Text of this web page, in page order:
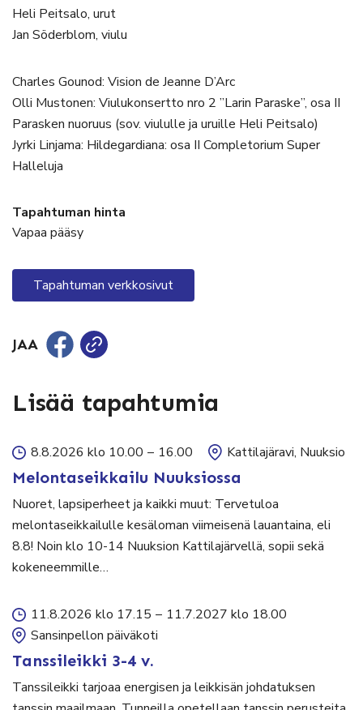
Heli Peitsalo, urut
Jan Söderblom, viulu
Charles Gounod: Vision de Jeanne D’Arc
Olli Mustonen: Viulukonsertto nro 2 ”Larin Paraske”, osa II
Parasken nuoruus (sov. viululle ja uruille Heli Peitsalo)
Jyrki Linjama: Hildegardiana: osa II Completorium Super
Halleluja
Tapahtuman hinta
Vapaa pääsy
Tapahtuman verkkosivut
JAA
Lisää tapahtumia
8.8.2026 klo 10.00 – 16.00 Kattilajäravi, Nuuksio
Melontaseikkailu Nuuksiossa
Nuoret, lapsiperheet ja kaikki muut: Tervetuloa
melontaseikkailulle kesäloman viimeisenä lauantaina, eli
8.8! Noin klo 10-14 Nuuksion Kattilajärvellä, sopii sekä
kokeneemmille…
11.8.2026 klo 17.15 – 11.7.2027 klo 18.00
Sansinpellon päiväkoti
Tanssileikki 3-4 v.
Tanssileikki tarjoaa energisen ja leikkisän johdatuksen